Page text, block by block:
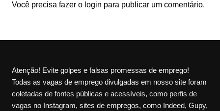
Você precisa fazer o login para publicar um comentário.
Atenção! Evite golpes e falsas promessas de emprego!
Todas as vagas de emprego divulgadas em nosso site foram
coletadas de fontes públicas e acessíveis, como perfis de
vagas no Instagram, sites de empregos, como Indeed, Gupy,